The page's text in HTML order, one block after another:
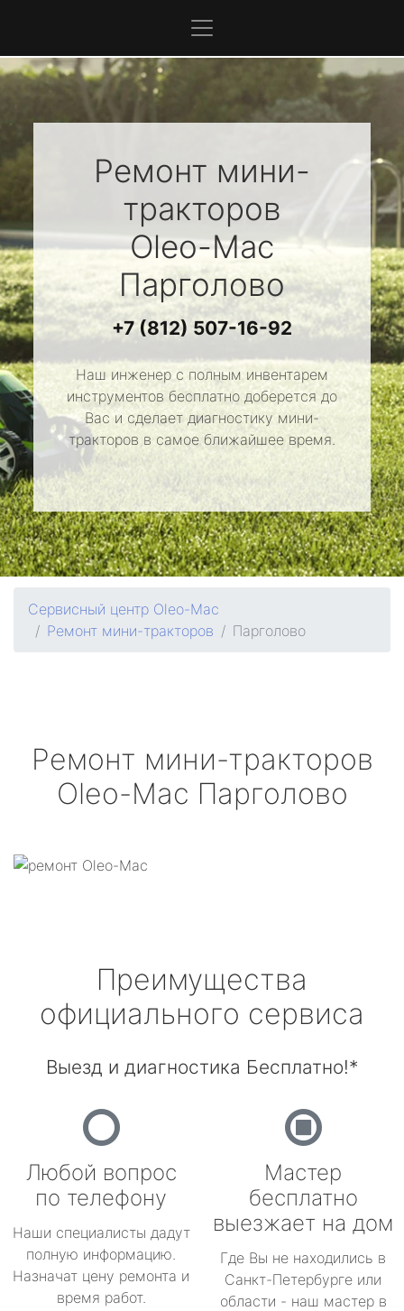
Ремонт мини-
тракторов
Oleo-Mac
Парголово
+7 (812) 507-16-92
Наш инженер с полным инвентарем
инструментов бесплатно доберется до
Вас и сделает диагностику мини-
тракторов в самое ближайшее время.
Сервисный центр Oleo-Mac
Ремонт мини-тракторов
Парголово
Ремонт мини-тракторов
Oleo-Mac Парголово
Преимущества
официального сервиса
Выезд и диагностика Бесплатно!*
Любой вопрос
по телефону
Наши специалисты дадут
полную информацию.
Назначат цену ремонта и
время работ.
Мастер
бесплатно
выезжает на дом
Где Вы не находились в
Санкт-Петербурге или
области - наш мастер в